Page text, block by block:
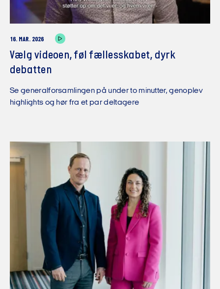
16. MAR. 2026
Vælg videoen, føl fællesskabet, dyrk
debatten
Se generalforsamlingen på under to minutter, genoplev
highlights og hør fra et par deltagere